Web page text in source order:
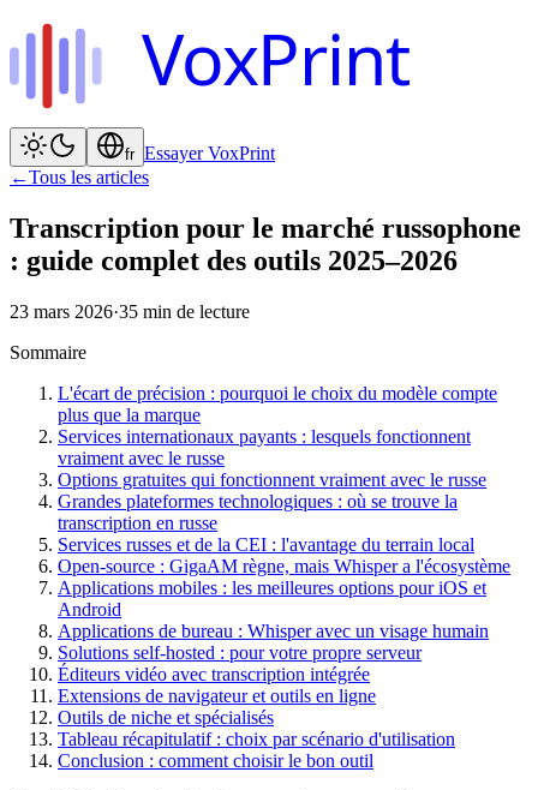
VoxPrint
fr Essayer VoxPrint
←Tous les articles
Transcription pour le marché russophone
: guide complet des outils 2025–2026
23 mars 2026·35 min de lecture
Sommaire
L'écart de précision : pourquoi le choix du modèle compte
plus que la marque
Services internationaux payants : lesquels fonctionnent
vraiment avec le russe
Options gratuites qui fonctionnent vraiment avec le russe
Grandes plateformes technologiques : où se trouve la
transcription en russe
Services russes et de la CEI : l'avantage du terrain local
Open-source : GigaAM règne, mais Whisper a l'écosystème
Applications mobiles : les meilleures options pour iOS et
Android
Applications de bureau : Whisper avec un visage humain
Solutions self-hosted : pour votre propre serveur
Éditeurs vidéo avec transcription intégrée
Extensions de navigateur et outils en ligne
Outils de niche et spécialisés
Tableau récapitulatif : choix par scénario d'utilisation
Conclusion : comment choisir le bon outil